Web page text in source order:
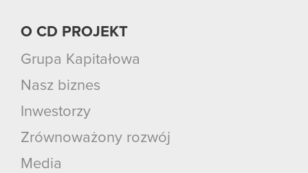
O CD PROJEKT
Grupa Kapitałowa
Nasz biznes
Inwestorzy
Zrównoważony rozwój
Media